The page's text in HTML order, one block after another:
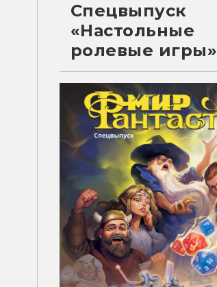
Спецвыпуск
«Настольные
ролевые игры»